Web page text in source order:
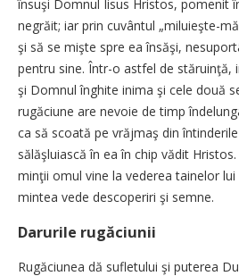
însuşi Domnul Iisus Hristos, pomenit
negrăit; iar prin cuvântul „miluieşte-
şi să se mişte spre ea însăşi,
pentru sine. Într-o astfel de stăruinţă,
şi Domnul înghite inima şi cele două
rugăciune are nevoie de timp
ca să scoată pe vrăjmaş din
sălăşluiască în ea în chip vădit
minţii omul vine la vederea tainelor
mintea vede descoperiri şi semne.
Darurile rugăciunii
Rugăciunea dă sufletului şi puterea